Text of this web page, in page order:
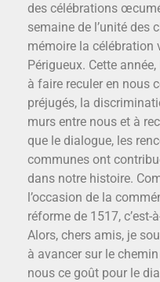
des célébrations
semaine de l’unité des
mémoire la célébration
Périgueux. Cette
à faire reculer en nous
préjugés, la
murs entre nous et à
que le dialogue, les
communes ont
dans notre histoire.
l’occasion de la
réforme de 1517,
Alors, chers amis, je
à avancer sur le
nous ce goût pour le